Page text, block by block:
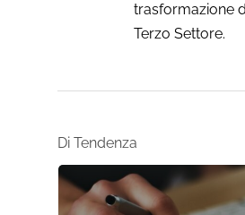
trasformazione
Terzo Settore.
Di Tendenza